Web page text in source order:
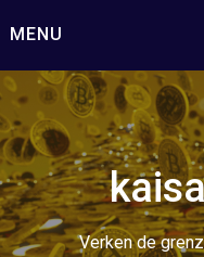
naar
inhoud
MENU
Verken de